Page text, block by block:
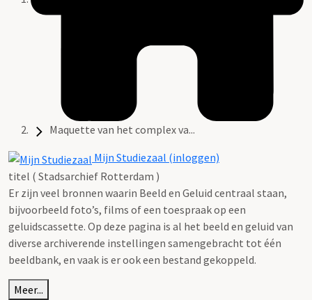
Maquette van het complex va...
Mijn Studiezaal (inloggen)
titel ( Stadsarchief Rotterdam )
Er zijn veel bronnen waarin Beeld en Geluid centraal staan,
bijvoorbeeld foto’s, films of een toespraak op een
geluidscassette. Op deze pagina is al het beeld en geluid van
diverse archiverende instellingen samengebracht tot één
beeldbank, en vaak is er ook een bestand gekoppeld.
Meer...